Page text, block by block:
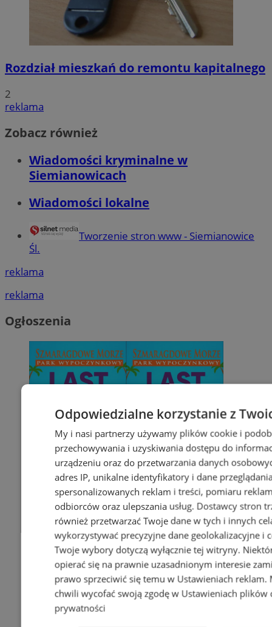
Rozdział mieszkań do remontu kapitalnego
2
reklama
Zobacz również
Wiadomości kryminalne w
Siemianowicach
Wiadomości lokalne
Tworzenie stron www - Siemianowice
Śl.
reklama
reklama
Ogłoszenia
Odpowiedzialne korzystanie z
My i nasi partnerzy używamy plików cookie i
przechowywania i uzyskiwania dostępu do
urządzeniu oraz do przetwarzania danych
adres IP, unikalne identyfikatory i dane
spersonalizowanych reklam i treści, pomiaru
odbiorców oraz ulepszania usług. Dostawcy stron
również przetwarzać Twoje dane w tych i innych
wykorzystywać precyzyjne dane geolokalizacyjne i
Twoje wybory dotyczą wyłącznie tej witryny.
opierać się na prawnie uzasadnionym interesie
prawo sprzeciwić się temu w Ustawieniach reklam.
chwili wycofać swoją zgodę w Ustawieniach plików
prywatności